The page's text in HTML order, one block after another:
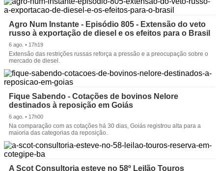
Agro Num Instante - Episódio 805 - Extensão do veto
russo à exportação de diesel e os efeitos para o Brasil
6 ago. • 17h19
Extensão das restrições russas reforça a pressão e a preocupação sobre o
mercado de diesel.
Fique Sabendo - Cotações de bovinos Nelore
destinados à reposição em Goiás
6 ago. • 17h00
Na comparação com as cotações há 30 dias, Goiás registrou alta para a
maioria das categorias da reposição.
A Scot Consultoria esteve no 58º Leilão Touros